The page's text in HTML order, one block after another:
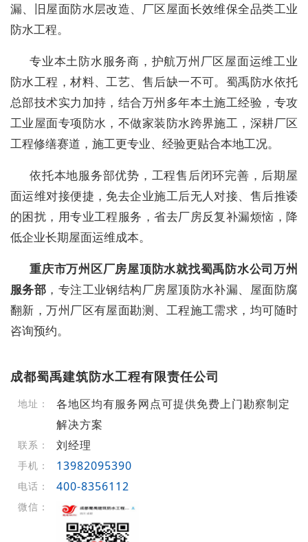
漏、旧屋面防水层改造、厂区屋面长效维保全品类工业
防水工程。
专业本土防水服务商，护航万州厂区屋面运维工业
防水工程，材料、工艺、售后缺一不可。蜀禹防水依托
总部技术实力加持，结合万州多年本土施工经验，专攻
工业屋面专项防水，不做家装防水跨界施工，深耕厂区
工程修缮赛道，施工更专业、经验更贴合本地工况。
依托本地服务部优势，工程售后闭环完善，后期屋
面运维对接便捷，免去企业施工后无人对接、售后推诿
的困扰，用专业工程服务，省去厂房反复补漏烦恼，降
低企业长期屋面运维成本。
重庆市万州区厂房屋顶防水就找蜀禹防水公司万州
服务部 ，专注工业钢结构厂房屋顶防水补漏、屋面防腐
翻新，万州厂区有屋面勘测、工程施工需求，均可随时
咨询预约。
成都蜀禹建筑防水工程有限责任公司
地址：
各地区均有服务网点可提供免费上门勘察制定
解决方案
联系： 刘经理
手机： 13982095390
电话： 400-8356112
微信：